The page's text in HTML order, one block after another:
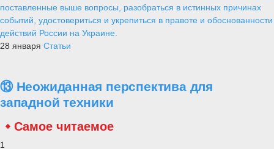
поставленные выше вопросы, разобраться в истинных причинах
событий, удостовериться и укрепиться в правоте и обоснованности
действий России на Украине.
28 января Статьи
⑬ Неожиданная перспектива для
западной техники
Самое читаемое
1